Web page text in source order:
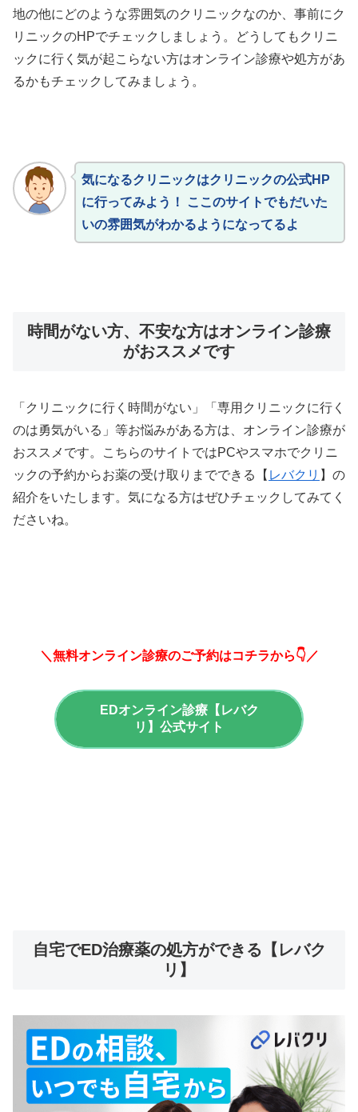
地の他にどのような雰囲気のクリニックなのか、事前にク
リニックのHPでチェックしましょう。どうしてもクリニ
ックに行く気が起こらない方はオンライン診療や処方があ
るかもチェックしてみましょう。
気になるクリニックはクリニックの公式HP
に行ってみよう！ ここのサイトでもだいた
いの雰囲気がわかるようになってるよ
時間がない方、不安な方はオンライン診療
がおススメです
「クリニックに行く時間がない」「専用クリニックに行く
のは勇気がいる」等お悩みがある方は、オンライン診療が
おススメです。こちらのサイトではPCやスマホでクリニ
ックの予約からお薬の受け取りまでできる【 レバクリ 】の
紹介をいたします。気になる方はぜひチェックしてみてく
ださいね。
＼無料オンライン診療のご予約はコチラから👇／
EDオンライン診療【レバク
リ】公式サイト
自宅でED治療薬の処方ができる【レバク
リ】